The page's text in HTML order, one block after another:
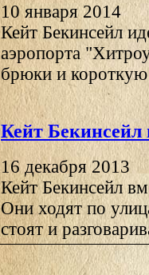
10 января 2014
Кейт Бекинсейл
аэропорта
брюки и
Кейт Бекинсейл
16 декабря 2013
Кейт Бекинсейл
Они ходят по
стоят и